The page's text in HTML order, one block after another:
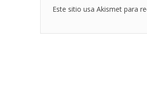
Este sitio usa Akismet para